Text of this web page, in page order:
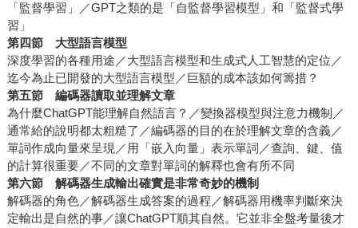
「監督學習」／GPT之類的是「自監督學習模型」和「監督式學
習」
第四節 大型語言模型
深度學習的各種用途／大型語言模型和生成式人工智慧的定位／
迄今為止已開發的大型語言模型／巨額的成本該如何籌措？
第五節 編碼器讀取並理解文章
為什麼ChatGPT能理解自然語言？／變換器模型與注意力機制／
通常給的說明都太粗糙了／編碼器的目的在於理解文章的含義／
單詞作成向量來呈現／用「嵌入向量」表示單詞／查詢、鍵、值
的計算很重要／不同的文章對單詞的解釋也會有所不同
第六節 解碼器生成輸出確實是非常奇妙的機制
解碼器的角色／解碼器生成答案的過程／解碼器用機率判斷來決
定輸出是自然的事／讓ChatGPT順其自然。它並非全盤考量後才